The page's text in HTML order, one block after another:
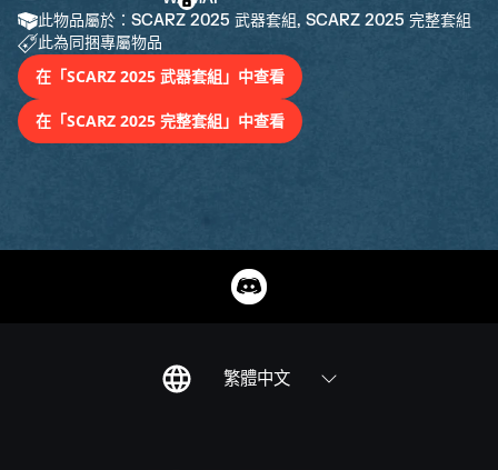
此物品屬於：SCARZ 2025 武器套組, SCARZ 2025 完整套組
此為同捆專屬物品
在「SCARZ 2025 武器套組」中查看
在「SCARZ 2025 完整套組」中查看
繁體中文